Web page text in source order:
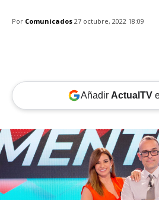
Por Comunicados 27 octubre, 2022 18:09
Añadir ActualTV